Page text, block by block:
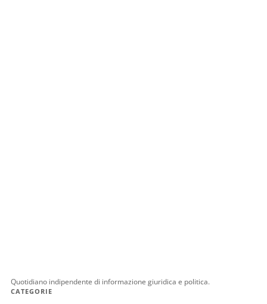
Quotidiano indipendente di informazione giuridica e politica.
CATEGORIE